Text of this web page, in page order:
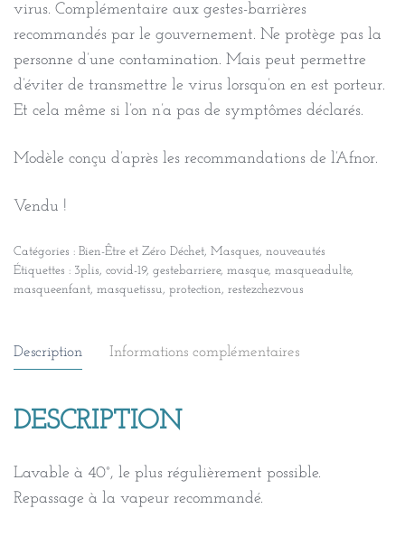
virus. Complémentaire aux gestes-barrières
recommandés par le gouvernement. Ne protège pas la
personne d’une contamination. Mais peut permettre
d’éviter de transmettre le virus lorsqu’on en est porteur.
Et cela même si l’on n’a pas de symptômes déclarés.
Modèle conçu d’après les recommandations de l’Afnor.
Vendu !
Catégories : Bien-Être et Zéro Déchet, Masques, nouveautés
Étiquettes : 3plis, covid-19, gestebarriere, masque, masqueadulte,
masqueenfant, masquetissu, protection, restezchezvous
Description Informations complémentaires
DESCRIPTION
Lavable à 40°, le plus régulièrement possible.
Repassage à la vapeur recommandé.